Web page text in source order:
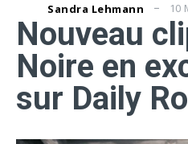
Sandra Lehmann 10
Nouveau
Noire en
sur Daily